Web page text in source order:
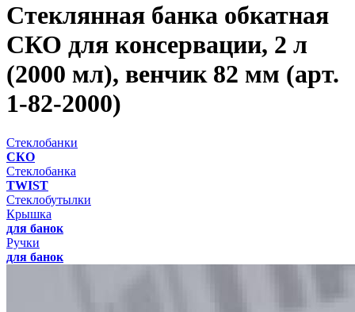
Стеклянная банка обкатная
СКО для консервации, 2 л
(2000 мл), венчик 82 мм (арт.
1-82-2000)
Стеклобанки
СКО
Стеклобанка
TWIST
Стеклобутылки
Крышка
для банок
Ручки
для банок